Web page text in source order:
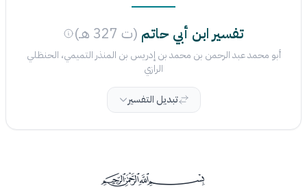
تفسير ابن أبي حاتم (ت 327 هـ)
أبو محمد عبد الرحمن بن محمد بن إدريس بن المنذر التميمي، الحنظلي
الرازي
تبديل التفسير
ﰡ